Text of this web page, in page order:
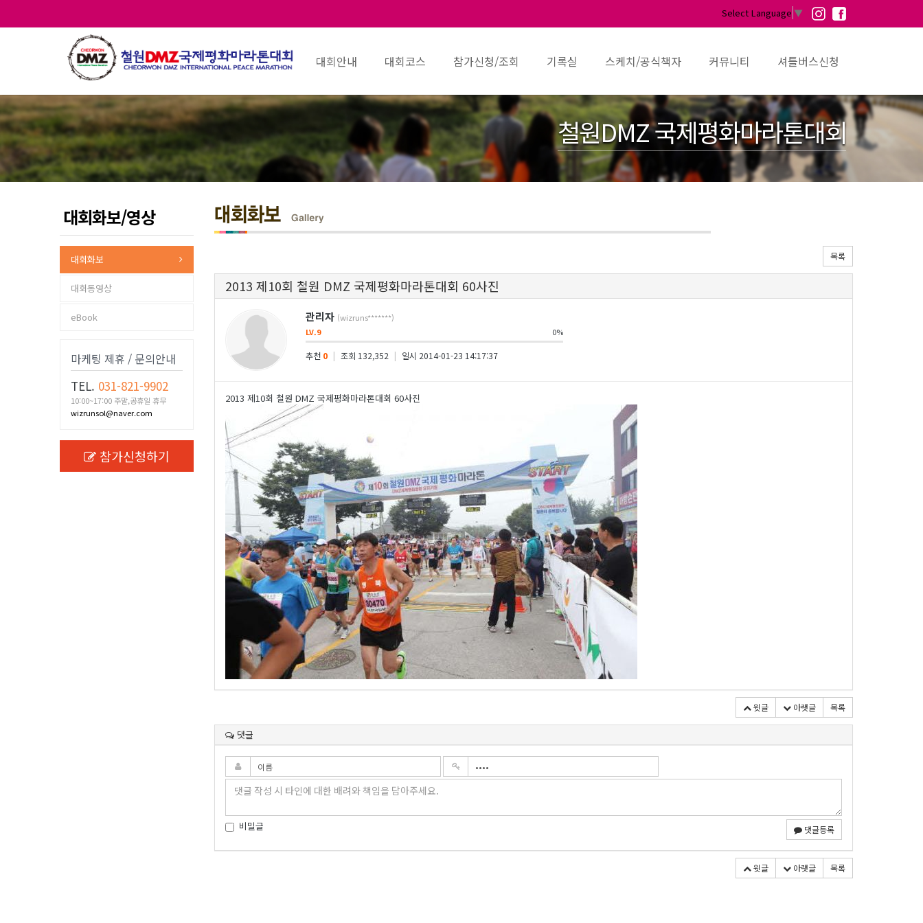
Select Language ▼
대회안내 대회코스 참가신청/조회 기록실 스케치/공식책자 커뮤니티 셔틀버스신청
철원DMZ 국제평화마라톤대회
대회화보/영상
대회화보
대회동영상
eBook
마케팅 제휴 / 문의안내
TEL. 031-821-9902
10:00~17:00 주말,공휴일 휴무
wizrunsol@naver.com
참가신청하기
목록
2013 제10회 철원 DMZ 국제평화마라톤대회 60사진
관리자 (wizruns*******)
LV.9
0%
추천 0 | 조회 132,352 | 일시 2014-01-23 14:17:37
2013 제10회 철원 DMZ 국제평화마라톤대회 60사진
윗글 아랫글 목록
댓글
비밀글 댓글등록
윗글 아랫글 목록